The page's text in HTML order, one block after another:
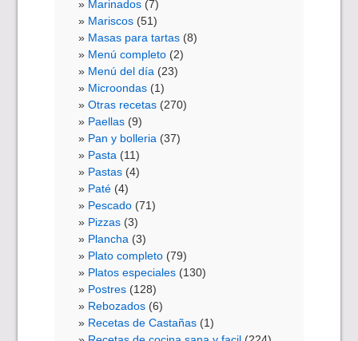
Marinados (7)
Mariscos (51)
Masas para tartas (8)
Menú completo (2)
Menú del día (23)
Microondas (1)
Otras recetas (270)
Paellas (9)
Pan y bolleria (37)
Pasta (11)
Pastas (4)
Paté (4)
Pescado (71)
Pizzas (3)
Plancha (3)
Plato completo (79)
Platos especiales (130)
Postres (128)
Rebozados (6)
Recetas de Castañas (1)